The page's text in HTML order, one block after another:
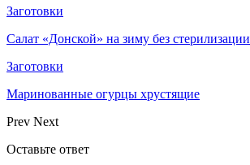
Заготовки
Салат «Донской» на зиму без стерилизации
Заготовки
Маринованные огурцы хрустящие
Prev Next
Оставьте ответ